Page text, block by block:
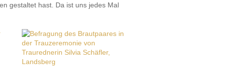
gestaltet hast. Da ist uns jedes Mal